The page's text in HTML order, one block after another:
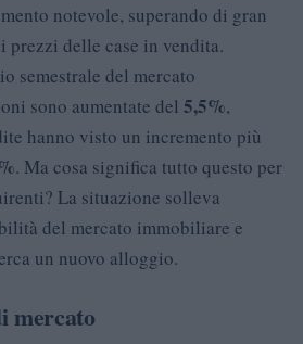
notevole, superando di gran
prezzi delle case in vendita.
semestrale del mercato
sono aumentate del 5,5%,
hanno visto un incremento più
. Ma cosa significa tutto questo per
La situazione solleva
del mercato immobiliare e
un nuovo alloggio.
mercato